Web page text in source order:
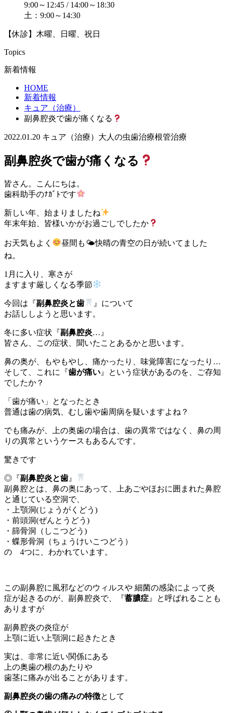
9:00～12:45 / 14:00～18:30
土：9:00～14:30
【休診】木曜、日曜、祝日
Topics
新着情報
HOME
新着情報
キュア（治療）
副鼻腔炎で歯が痛くなる
2022.01.20 キュア（治療） 大人の虫歯治療根管治療
副鼻腔炎で歯が痛くなる
皆さん。こんにちは。
歯科助手のﾅｶﾞﾄです
新しい年、始まりましたね
年末年始、皆様いかがお過ごしでしたか
お天気もよく
昼間も🌤快晴の青空の日が続いてました
ね。
1月に入り、寒さが
ますます厳しくなる季節
今回は『副鼻腔炎と歯
』について
お話ししようと思います。
冬に多い症状『副鼻腔炎…』
皆さん、この症状、聞いたことあるかと思います。
鼻の奥が、もやもやし、痛かったり、味覚障害になったり…
そして、これに『歯が痛い 』という症状があるのを、ご存知
でしたか？
「歯が痛い」となったとき
普通は歯の病気、むし歯や歯周病を疑いますよね？
でも痛みが、上の奥歯の場合は、歯の異常ではなく、鼻の周
りの異常というケースもあるんです。
驚きです
◎『副鼻腔炎と歯 』
副鼻腔とは、鼻の奥にあって、上あごやほおに囲まれた鼻腔
と通じている空洞で、
・上顎洞(じょうがくどう)
・前頭洞(ぜんとうどう)
・篩骨洞（しこつどう)
・蝶形骨洞（ちょうけいこつどう）
の 4つに、わかれています。
この副鼻腔に風邪などのウィルスや 細菌の感染によって炎
症が起きるのが、副鼻腔炎で、『蓄膿症 』と呼ばれることも
ありますが
副鼻腔炎の炎症が
上顎に近い上顎洞に起きたとき
実は、非常に近い関係にある
上の奥歯の根のあたりや
歯茎に痛みが出ることがあります。
副鼻腔炎の歯の痛みの特徴として